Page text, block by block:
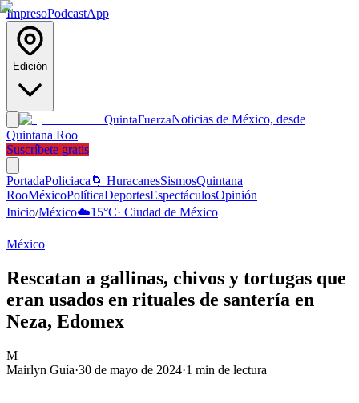
ImpresoPodcastApp
Edición
QuintaFuerzaNoticias de México, desde
Quintana Roo
Suscríbete gratis
PortadaPoliciaca 🌀 HuracanesSismosQuintana
RooMéxicoPolíticaDeportesEspectáculosOpinión
Inicio/México☁️15°C· Ciudad de México
México
Rescatan a gallinas, chivos y tortugas que
eran usados en rituales de santería en
Neza, Edomex
M
Mairlyn Guía·30 de mayo de 2024·1 min de lectura